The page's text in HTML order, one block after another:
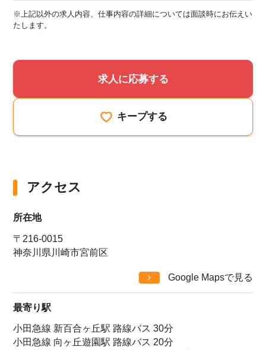
※上記以外の求人内容、仕事内容の詳細については面談時にお伝えい
たします。
求人に応募する
キープする
アクセス
所在地
〒216-0015
神奈川県川崎市宮前区
Google Mapsで見る
最寄り駅
小田急線 新百合ヶ丘駅 路線バス 30分
小田急線 向ヶ丘遊園駅 路線バス 20分